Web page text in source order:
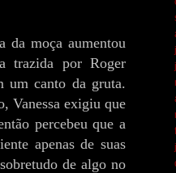
da moça aumentou
trazida por Roger
um canto da gruta.
Vanessa exigiu que
percebeu que a
apenas de suas
de algo no